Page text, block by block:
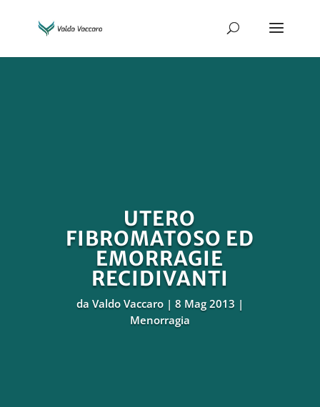
UTERO
FIBROMATOSO ED
EMORRAGIE
RECIDIVANTI
da Valdo Vaccaro
8 Mag 2013
Menorragia